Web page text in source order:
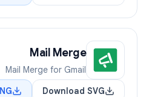
Mail Merge
Mail Merge for Gmail
Download SVG